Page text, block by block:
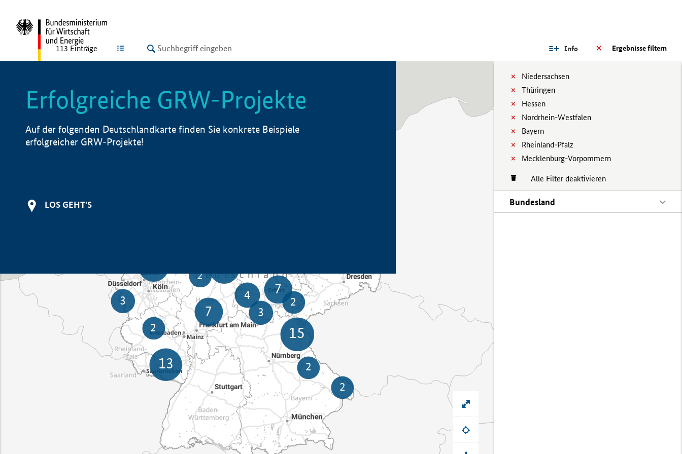
LISTE Ergebnisse filtern
Info
Niedersachsen
Thüringen
Hessen
Nordrhein-Westfalen
Bayern
Rheinland-Pfalz
Mecklenburg-Vorpommern
Alle Filter deaktivieren
Bundesland
113 Einträge
Erfolgreiche GRW-Projekte
Auf der folgenden Deutschlandkarte finden Sie konkrete Beispiele
erfolgreicher GRW-Projekte!
LOS GEHT'S